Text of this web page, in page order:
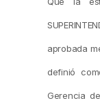
aprobada
definió
Gerencia